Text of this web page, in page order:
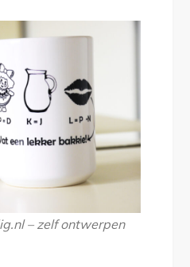
– zelf ontwerpen